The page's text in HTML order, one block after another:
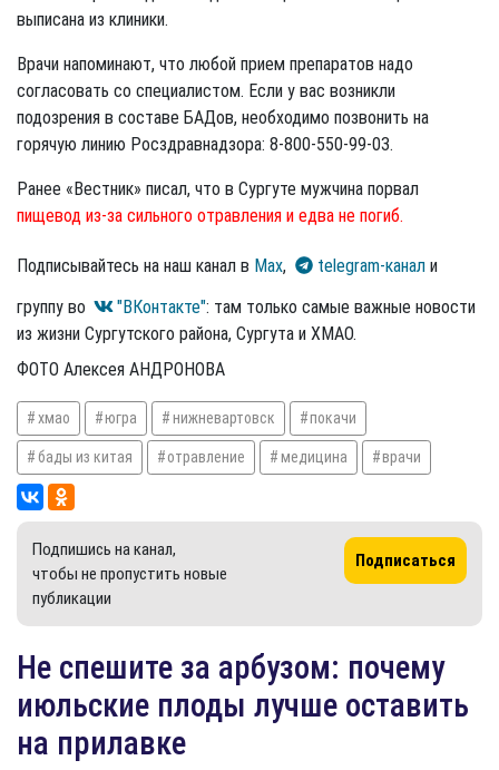
выписана из клиники.
Врачи напоминают, что любой прием препаратов надо
согласовать со специалистом. Если у вас возникли
подозрения в составе БАДов, необходимо позвонить на
горячую линию Росздравнадзора: 8-800-550-99-03.
Ранее «Вестник» писал, что в Сургуте мужчина порвал
пищевод из-за сильного отравления и едва не погиб.
Подписывайтесь на наш канал в Max, telegram-канал и
группу во
"ВКонтакте": там только самые важные новости
из жизни Сургутского района, Сургута и ХМАО.
ФОТО Алексея АНДРОНОВА
хмао югра нижневартовск покачи
бады из китая отравление медицина врачи
Подпишись на канал,
чтобы не пропустить новые
публикации
Подписаться
Не спешите за арбузом: почему
июльские плоды лучше оставить
на прилавке